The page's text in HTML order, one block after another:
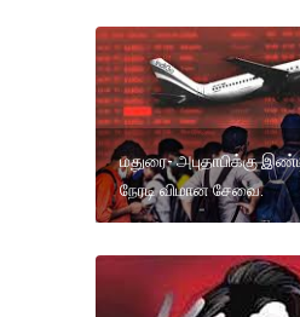
மதுரை- அபுதாபிக்கு
நேரடி விமான சேவை.